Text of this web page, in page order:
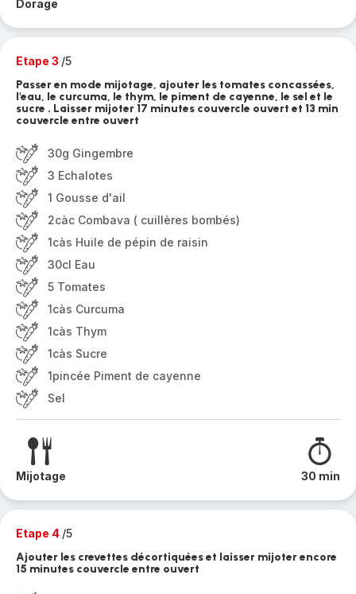
Dorage
Etape 3 /5
Passer en mode mijotage, ajouter les tomates concassées,
l'eau, le curcuma, le thym, le piment de cayenne, le sel et le
sucre . Laisser mijoter 17 minutes couvercle ouvert et 13 min
couvercle entre ouvert
30g Gingembre
3 Echalotes
1 Gousse d'ail
2càc Combava ( cuillères bombés)
1càs Huile de pépin de raisin
30cl Eau
5 Tomates
1càs Curcuma
1càs Thym
1càs Sucre
1pincée Piment de cayenne
Sel
Mijotage 30 min
Etape 4 /5
Ajouter les crevettes décortiquées et laisser mijoter encore
15 minutes couvercle entre ouvert